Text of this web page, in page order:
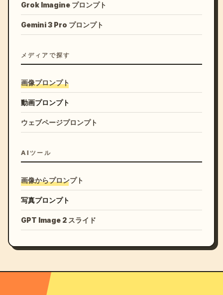
Grok Imagine プロンプト
Gemini 3 Pro プロンプト
メディアで探す
画像プロンプト
動画プロンプト
ウェブページプロンプト
AIツール
画像からプロンプト
写真プロンプト
GPT Image 2 スライド